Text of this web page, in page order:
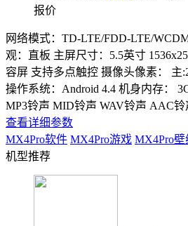
报价
网络模式：TD-LTE/FDD-LTE/
观：直板 主屏尺寸：5.5英寸
容屏 支持多点触控 摄像头像素： 主
操作系统：Android 4.4 机身内存：
MP3铃声 MID铃声 WAV铃声 AAC
查看详细参数
MX4Pro软件 MX4Pro游戏 MX4Pro壁
机型推荐